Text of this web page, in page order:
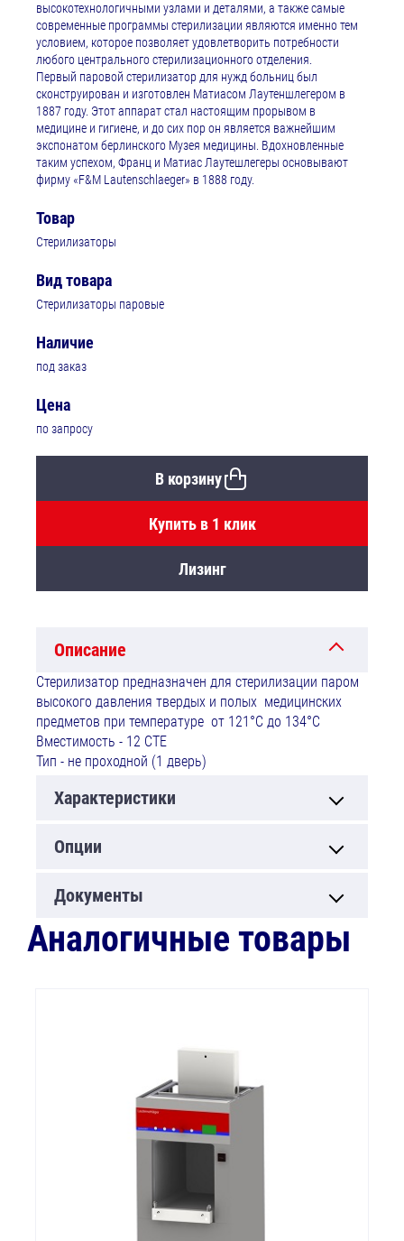
высокотехнологичными узлами и деталями, а также самые
современные программы стерилизации являются именно тем
условием, которое позволяет удовлетворить потребности
любого центрального стерилизационного отделения.
Первый паровой стерилизатор для нужд больниц был
сконструирован и изготовлен Матиасом Лаутеншлегером в
1887 году. Этот аппарат стал настоящим прорывом в
медицине и гигиене, и до сих пор он является важнейшим
экспонатом берлинского Музея медицины. Вдохновленные
таким успехом, Франц и Матиас Лаутешлегеры основывают
фирму «F&M Lautenschlaeger» в 1888 году.
Товар
Стерилизаторы
Вид товара
Стерилизаторы паровые
Наличие
под заказ
Цена
по запросу
В корзину
Купить в 1 клик
Лизинг
Описание
Стерилизатор предназначен для стерилизации паром
высокого давления твердых и полых медицинских
предметов при температуре от 121°С до 134°С
Вместимость - 12 СТЕ
Тип - не проходной (1 дверь)
Характеристики
Опции
Документы
Аналогичные товары